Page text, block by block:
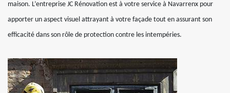
maison. L’entreprise JC Rénovation est à votre service à Navarrenx pour
apporter un aspect visuel attrayant à votre façade tout en assurant son
efficacité dans son rôle de protection contre les intempéries.